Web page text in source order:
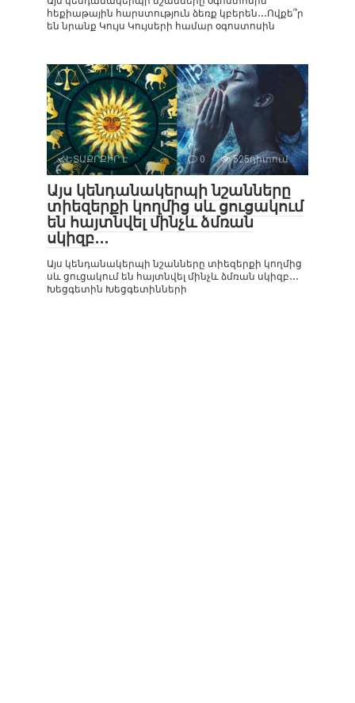
հեքիաթային հարստություն ձեռք կբերեն․․․Ովքե՞ր
են նրանք Կույս Կույսերի համար օգոստոսին
ՀԵՏԱՔՐՔԻՐ Է 0 525դիտում
Այս կենդանակերպի նշանները
տիեզերքի կողմից սև ցուցակում
են հայտնվել մինչև ձմռան
սկիզբ․․․
Այս կենդանակերպի նշանները տիեզերքի կողմից
սև ցուցակում են հայտնվել մինչև ձմռան սկիզբ․․․
Խեցգետին Խեցգետինների